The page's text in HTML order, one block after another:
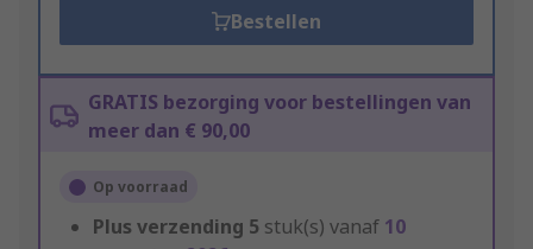
Bestellen
GRATIS bezorging voor bestellingen van
meer dan € 90,00
Op voorraad
Plus verzending 5 stuk(s) vanaf 10